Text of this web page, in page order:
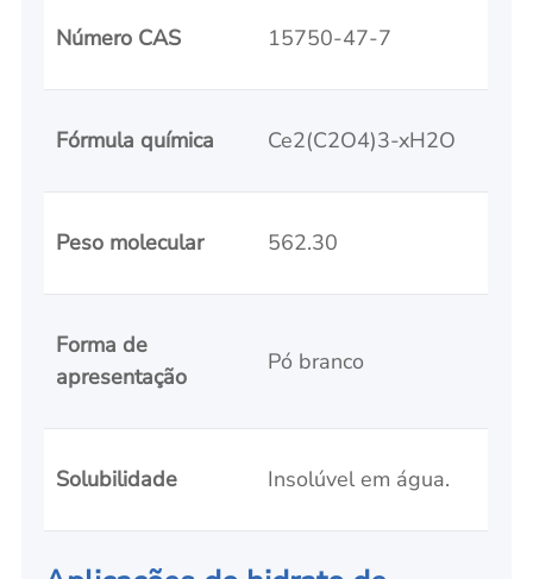
Número CAS 15750-47-7
Fórmula química Ce2(C2O4)3-xH2O
Peso molecular 562.30
Forma de
apresentação
Pó branco
Solubilidade Insolúvel em água.